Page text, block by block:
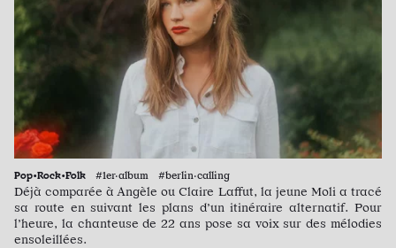
Pop•Rock•Folk #1er·album #berlin·calling
Déjà comparée à Angèle ou Claire Laffut, la jeune Moli a tracé
sa route en suivant les plans d’un itinéraire alternatif. Pour
l’heure, la chanteuse de 22 ans pose sa voix sur des mélodies
ensoleillées.